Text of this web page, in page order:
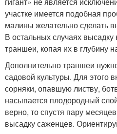
участке имеется подобная
малины желательно сделать
В остальных случаях
траншеи, копая их в глубину
Дополнительно траншеи
садовой культуры. Для этого
сорняки, опавшую листву,
насыпается плодородный
верно, то спустя пару
высадку саженцев.